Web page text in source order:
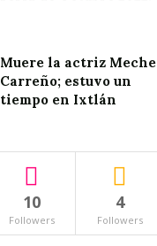
Muere la actriz Meche
Carreño; estuvo un
tiempo en Ixtlán
10
Followers
4
Followers